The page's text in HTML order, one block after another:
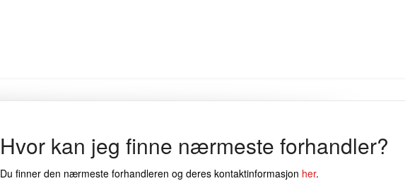
Hvor kan jeg finne nærmeste forhandler?
Du finner den nærmeste forhandleren og deres kontaktinformasjon her.